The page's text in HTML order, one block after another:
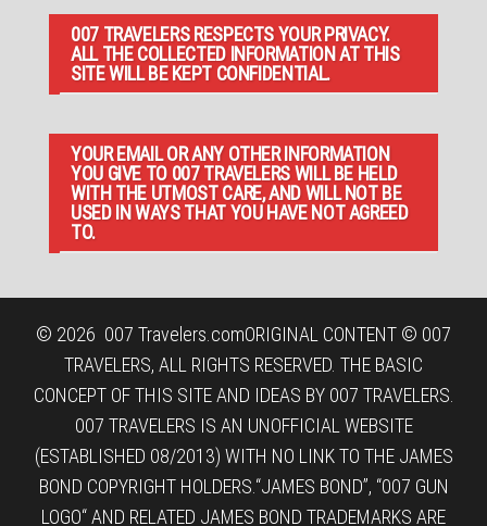
007 TRAVELERS RESPECTS YOUR PRIVACY.
ALL THE COLLECTED INFORMATION AT THIS
SITE WILL BE KEPT CONFIDENTIAL.
YOUR EMAIL OR ANY OTHER INFORMATION
YOU GIVE TO 007 TRAVELERS WILL BE HELD
WITH THE UTMOST CARE, AND WILL NOT BE
USED IN WAYS THAT YOU HAVE NOT AGREED
TO.
© 2026 007 Travelers.comORIGINAL CONTENT © 007
TRAVELERS, ALL RIGHTS RESERVED. THE BASIC
CONCEPT OF THIS SITE AND IDEAS BY 007 TRAVELERS.
007 TRAVELERS IS AN UNOFFICIAL WEBSITE
(ESTABLISHED 08/2013) WITH NO LINK TO THE JAMES
BOND COPYRIGHT HOLDERS.“JAMES BOND”, “007 GUN
LOGO“ AND RELATED JAMES BOND TRADEMARKS ARE